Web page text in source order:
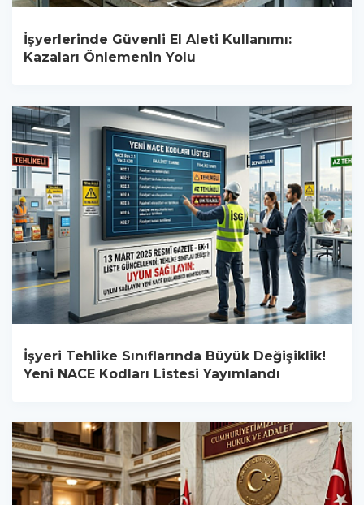
İşyerlerinde Güvenli El Aleti Kullanımı:
Kazaları Önlemenin Yolu
İşyeri Tehlike Sınıflarında Büyük Değişiklik!
Yeni NACE Kodları Listesi Yayımlandı